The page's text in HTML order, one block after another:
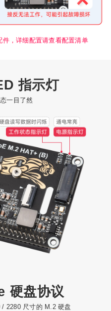
件，详细配置请查看配置清单
指示灯
一目了然
硬盘协议
2280 尺寸的 M.2 硬盘